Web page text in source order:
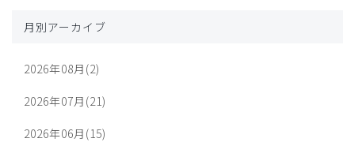
月別アーカイブ
2026年08月(2)
2026年07月(21)
2026年06月(15)